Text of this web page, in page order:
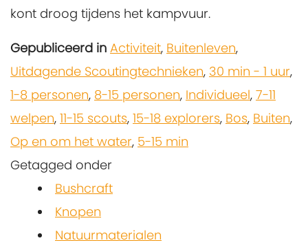
kont droog tijdens het kampvuur.
Gepubliceerd in Activiteit, Buitenleven,
Uitdagende Scoutingtechnieken, 30 min - 1 uur,
1-8 personen, 8-15 personen, Individueel, 7-11
welpen, 11-15 scouts, 15-18 explorers, Bos, Buiten,
Op en om het water, 5-15 min
Getagged onder
Bushcraft
Knopen
Natuurmaterialen